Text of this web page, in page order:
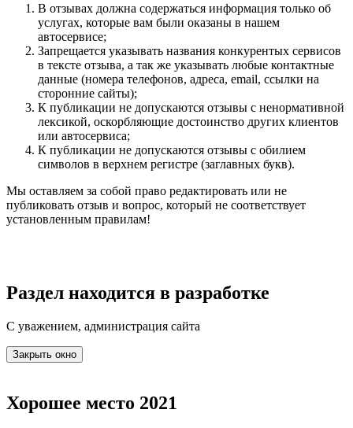
В отзывах должна содержаться информация только об
услугах, которые вам были оказаны в нашем
автосервисе;
Запрещается указывать названия конкурентых сервисов
в тексте отзыва, а так же указывать любые контактные
данные (номера телефонов, адреса, email, ссылки на
сторонние сайты);
К публикации не допускаются отзывы с ненормативной
лексикой, оскорбляющие достоинство других клиентов
или автосервиса;
К публикации не допускаются отзывы с обилием
символов в верхнем регистре (заглавных букв).
Мы оставляем за собой право редактировать или не
публиковать отзыв и вопрос, который не соответствует
установленным правилам!
Раздел находится в разработке
С уважением, администрация сайта
Закрыть окно
Хорошее место 2021